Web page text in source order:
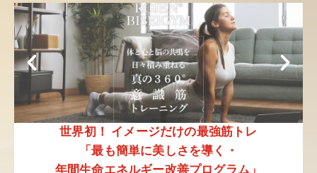
世界初！
イメージだけの最強筋トレ
「最も簡単に美しさを導く・
年間生命エネルギー改善プログラム」